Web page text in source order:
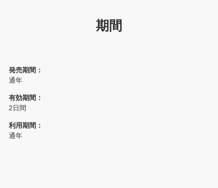
期間
発売期間：
通年
有効期間：
2日間
利用期間：
通年